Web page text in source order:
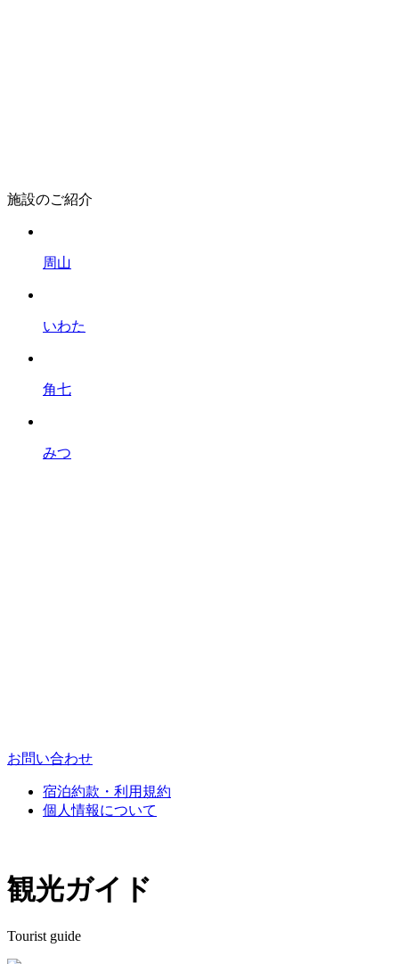
施設のご紹介
周山
いわた
角七
みつ
お問い合わせ
宿泊約款・利用規約
個人情報について
観光ガイド
Tourist guide